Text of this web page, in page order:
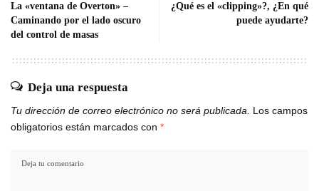
La «ventana de Overton» –
Caminando por el lado oscuro
del control de masas
¿Qué es el «clipping»?, ¿En qué
puede ayudarte?
Deja una respuesta
Tu dirección de correo electrónico no será publicada.
Los campos
obligatorios están marcados con *